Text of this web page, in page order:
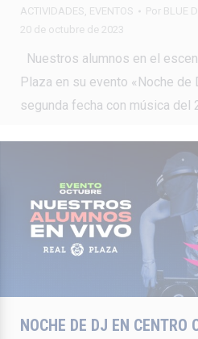
ACTIVIDADES, EVENTOS Por BLUE
20 de octubre de 2023
Nuestros alumnos en el
Plaza en su evento «Noche de
segunda fecha con música del
NOCHE DE DJ EN CENTRO